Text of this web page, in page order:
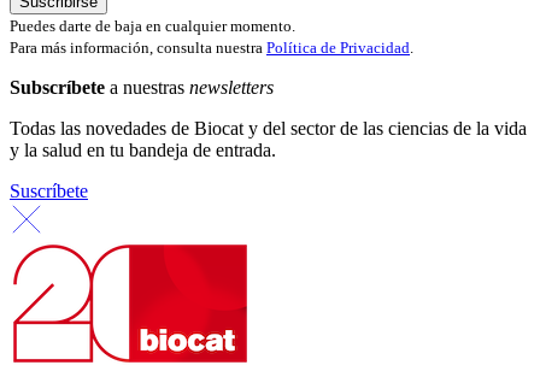
Puedes darte de baja en cualquier momento.
Para más información, consulta nuestra Política de Privacidad
Subscríbete a nuestras newsletters
Todas las novedades de Biocat y del sector de las ciencias de la vida
y la salud en tu bandeja de entrada.
Suscríbete